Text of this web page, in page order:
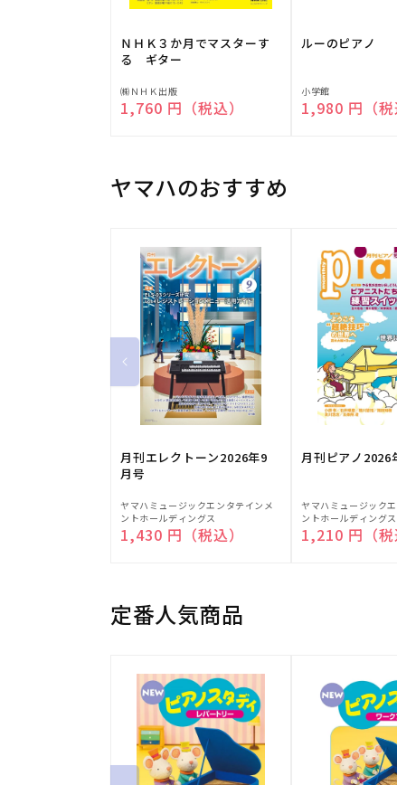
ＮＨＫ３か月でマスターす
る ギター
販
売
㈱ＮＨＫ出版
通常価格
1,760 円（税込）
ルーのピアノ
販
売
小学館
通常価格
1,980 円（税
ヤマハのおすすめ
月刊エレクトーン2026年9
月号
販
売
元:
ヤマハミュージックエンタテインメ
ントホールディングス
通常価格
1,430 円（税込）
月刊ピアノ2026
販
売
元:
ヤマハミュージック
ントホールディングス
通常価格
1,210 円（税
定番人気商品